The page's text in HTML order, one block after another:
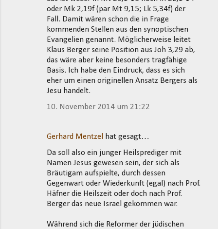
oder Mk 2,19f (par Mt 9,15; Lk 5,34f) der
Fall. Damit wären schon die in Frage
kommenden Stellen aus den synoptischen
Evangelien genannt. Möglicherweise leitet
Klaus Berger seine Position aus Joh 3,29 ab,
das wäre aber keine besonders tragfähige
Basis. Ich habe den Eindruck, dass es sich
eher um einen originellen Ansatz Bergers als
Jesu handelt.
10. November 2014 um 21:22
Gerhard Mentzel
hat gesagt…
Da soll also ein junger Heilsprediger mit
Namen Jesus gewesen sein, der sich als
Bräutigam aufspielte, durch dessen
Gegenwart oder Wiederkunft (egal) nach Prof.
Häfner die Heilszeit oder doch nach Prof.
Berger das neue Israel gekommen war.
Während sich die Reformer der jüdischen